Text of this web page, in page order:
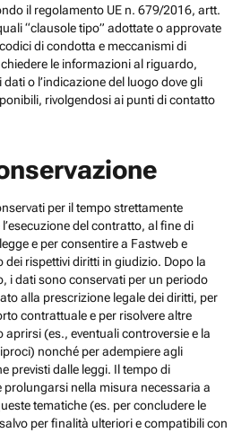
il regolamento UE n. 679/2016, artt.
“clausole tipo” adottate o approvate
di condotta e meccanismi di
le informazioni al riguardo,
o l’indicazione del luogo dove gli
rivolgendosi ai punti di contatto
per il tempo strettamente
del contratto, al fine di
e per consentire a Fastweb e
dei rispettivi diritti in giudizio. Dopo la
i dati sono conservati per un periodo
alla prescrizione legale dei diritti, per
contrattuale e per risolvere altre
aprirsi (es., eventuali controversie e la
nonché per adempiere agli
previsti dalle leggi. Il tempo di
nella misura necessaria a
tematiche (es. per concludere le
per finalità ulteriori e compatibili con